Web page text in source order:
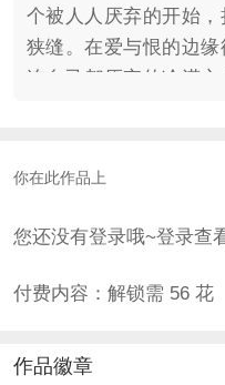
个被人人厌弃的开始
狭缝。在爱与恨的边
连自己都厌弃的冷漠
脱命定的残局？ 原是
每一个活在其下的，
魔，皆要俯首帖耳，
出这辖制的，都将会被
吗？辖制吗？ 不！我
你在此作品上
您还没有登录哦~登录查
付费内容：解锁需 56花
作品徽章